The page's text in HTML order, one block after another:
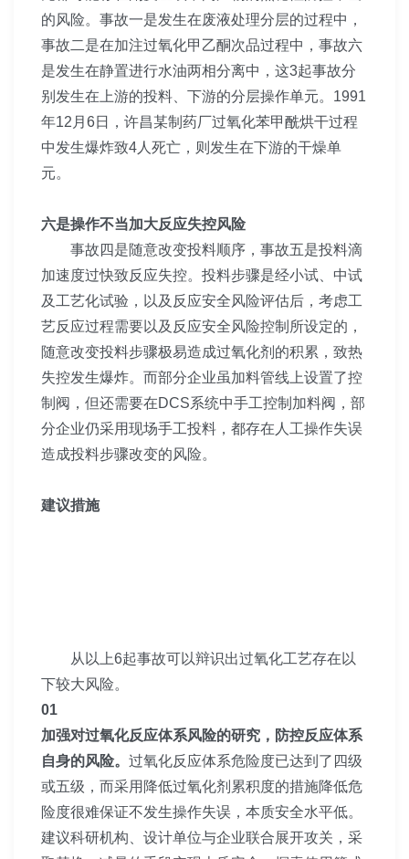
的风险。事故一是发生在废液处理分层的过程中，
事故二是在加注过氧化甲乙酮次品过程中，事故六
是发生在静置进行水油两相分离中，这3起事故分
别发生在上游的投料、下游的分层操作单元。1991
年12月6日，许昌某制药厂过氧化苯甲酰烘干过程
中发生爆炸致4人死亡，则发生在下游的干燥单
元。
六是操作不当加大反应失控风险
事故四是随意改变投料顺序，事故五是投料滴
加速度过快致反应失控。投料步骤是经小试、中试
及工艺化试验，以及反应安全风险评估后，考虑工
艺反应过程需要以及反应安全风险控制所设定的，
随意改变投料步骤极易造成过氧化剂的积累，致热
失控发生爆炸。而部分企业虽加料管线上设置了控
制阀，但还需要在DCS系统中手工控制加料阀，部
分企业仍采用现场手工投料，都存在人工操作失误
造成投料步骤改变的风险。
建议措施
从以上6起事故可以辩识出过氧化工艺存在以
下较大风险。
01
加强对过氧化反应体系风险的研究，防控反应体系
自身的风险。 过氧化反应体系危险度已达到了四级
或五级，而采用降低过氧化剂累积度的措施降低危
险度很难保证不发生操作失误，本质安全水平低。
建议科研机构、设计单位与企业联合展开攻关，采